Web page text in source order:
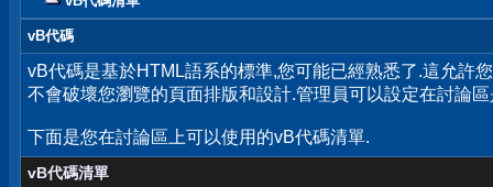
vB代碼
vB代碼是基於HTML語系的標準,您可能已經熟悉了.這允許
不會破壞您瀏覽的頁面排版和設計.管理員可以設定在討論
下面是您在討論區上可以使用的vB代碼清單.
vB代碼清單